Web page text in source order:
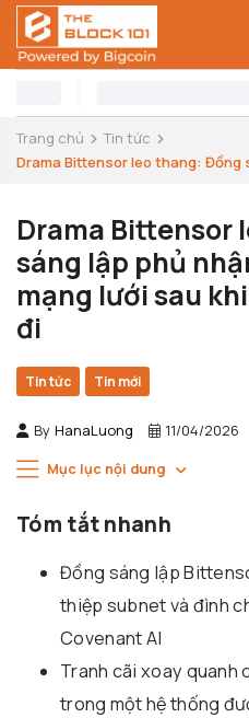
Trang chủ
Tin tức
Drama Bittensor leo thang: Đồng
Drama Bittensor
sáng lập phủ
mạng lưới sau
đi
Tin tức Tin mới
By HanaLuong 11/04/2026
Mục lục nội dung
Tóm tắt nhanh
Đồng sáng lập
thiệp subnet và đình
Covenant AI
Tranh cãi xoay quanh
trong một hệ thống